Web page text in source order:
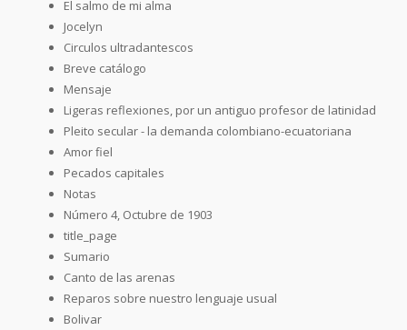
El salmo de mi alma
Jocelyn
Circulos ultradantescos
Breve catálogo
Mensaje
Ligeras reflexiones, por un antiguo profesor de latinidad
Pleito secular - la demanda colombiano-ecuatoriana
Amor fiel
Pecados capitales
Notas
Número 4, Octubre de 1903
title_page
Sumario
Canto de las arenas
Reparos sobre nuestro lenguaje usual
Bolivar